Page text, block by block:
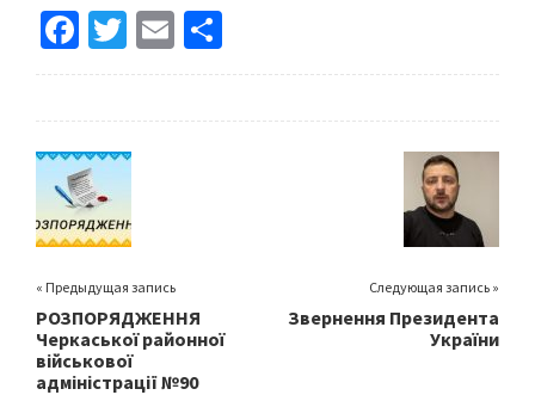
Fa
ce
o
o
k
T
wi
er
E
m h
« Предыдущая запись
РОЗПОРЯДЖЕННЯ
Черкаської районної
військової
адміністрації №90
Следующая запись »
Звернення Президента
України